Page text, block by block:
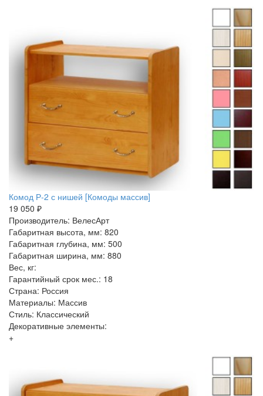
Комод Р-2 с нишей [Комоды массив]
19 050 ₽
Производитель: ВелесАрт
Габаритная высота, мм: 820
Габаритная глубина, мм: 500
Габаритная ширина, мм: 880
Вес, кг:
Гарантийный срок мес.: 18
Страна: Россия
Материалы: Массив
Стиль: Классический
Декоративные элементы:
+